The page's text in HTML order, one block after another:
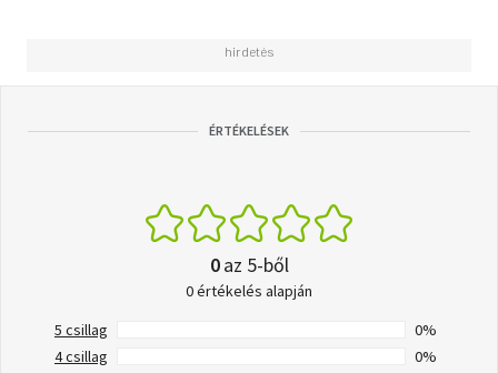
ÉRTÉKELÉSEK
0az 5-ből
0 értékelés alapján
5 csillag
0%
4 csillag
0%